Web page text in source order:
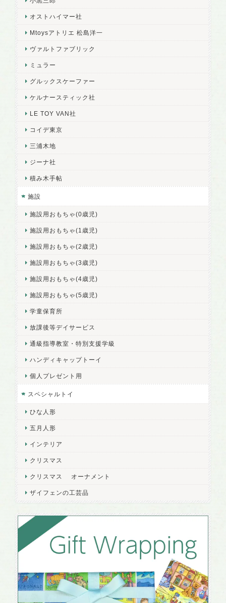
オストハイマー社
Mtoysアトリエ 松島洋一
ヴァルトファブリック
ミュラー
グルックスケーファー
ケルナースティック社
LE TOY VAN社
コイデ東京
三浦木地
ジーナ社
積み木手帖
施設
施設用おもちゃ(0歳児)
施設用おもちゃ(1歳児)
施設用おもちゃ(2歳児)
施設用おもちゃ(3歳児)
施設用おもちゃ(4歳児)
施設用おもちゃ(5歳児)
学童保育所
放課後等デイサービス
通級指導教室・特別支援学級
ハンディキャップトーイ
個人プレゼント用
スペシャルトイ
ひな人形
五月人形
インテリア
クリスマス
クリスマス オーナメント
ザイフェンの工芸品